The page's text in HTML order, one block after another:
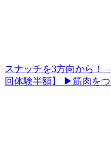
スナッチを3方向
回体験半額】 ▶筋肉を